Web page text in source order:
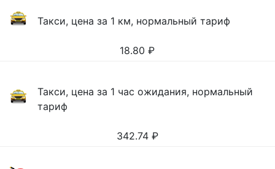
Такси, цена за 1 км, нормальный тариф
18.80 ₽
Такси, цена за 1 час ожидания, нормальный
тариф
342.74 ₽